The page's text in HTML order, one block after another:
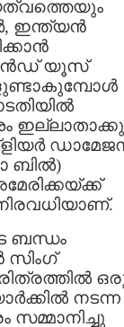
ഇന്ത്യന്‍
യൂസ്
ഇല്ലാതാക്കു
ബില്‍)
ബന്ധം
നടന്ന
സമ്മാനിച്ചു